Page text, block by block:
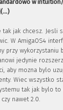
w
tak jak chcesz. Jesli
W AmigaOS4
przy wykorzystaniu
jedynie
aby mozna bylo
Wiec wszystko
tak jak bylo
nawet 2.0.